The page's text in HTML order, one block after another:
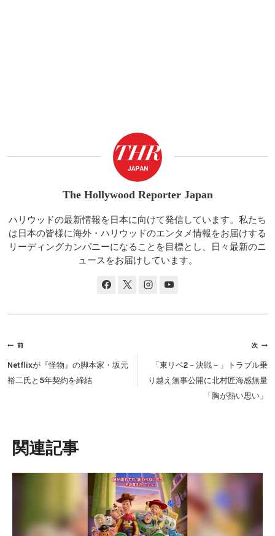
The Hollywood Reporter Japan
ハリウッドの最新情報を日本に向けて発信しています。私たち
は日本の皆様に海外・ハリウッドのエンタメ情報をお届けする
リーディングカンパニーになることを目標とし、日々最新のニ
ュースをお届けしています。
投
稿
ナ
シ
ョ
ン
前
Netflixが『怪物』の脚本家・坂元
裕二氏と5年契約を締結
次
「東リベ2－決戦－」トラブル乗
り越え無事公開に北村匠海感無量
「胸が熱い思い」
類似投稿